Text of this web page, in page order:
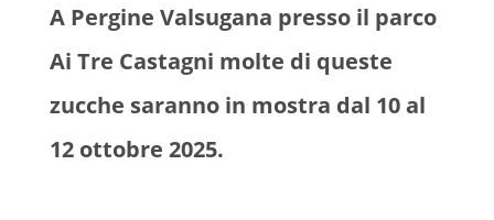
A Pergine Valsugana presso il parco
Ai Tre Castagni molte di queste
zucche saranno in mostra dal 10 al
12 ottobre 2025.